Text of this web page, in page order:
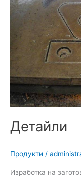
Детайли
Продукти /
Изработка на